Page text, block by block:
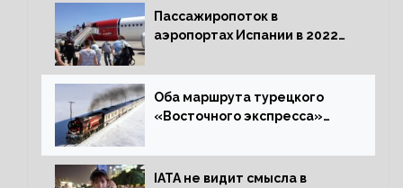
Пассажиропоток в
аэропортах Испании в 2022
процентов
Оба маршрута турецкого
«Восточного экспресса»
IATA не видит смысла в